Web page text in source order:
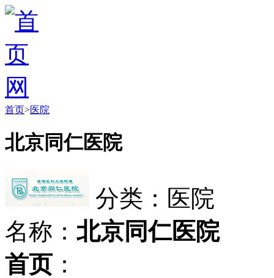
首页>医院
北京同仁医院
分类：医院
名称： 北京同仁医院
首页 ：